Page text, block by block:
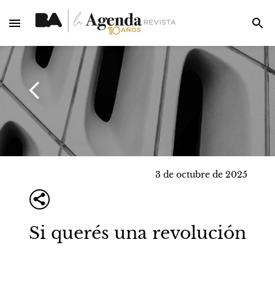
3 de octubre de 2025
Si querés una revolución